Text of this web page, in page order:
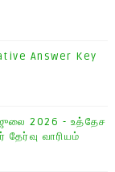
Answer Key
ஜுலை 2026 - உத்தேச
தேர்வு வாரியம்